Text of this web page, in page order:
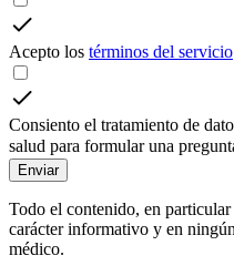
Acepto los términos del servicio
Consiento el tratamiento de
salud para formular una
Enviar
Todo el contenido, en particular
carácter informativo y en
médico.